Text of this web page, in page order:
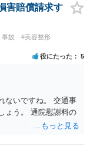
ックに対して具体的
害賠償請求す
事故
#美容整形
役にたった 5
ないですね。 交通事
ょう。 通院慰謝料の